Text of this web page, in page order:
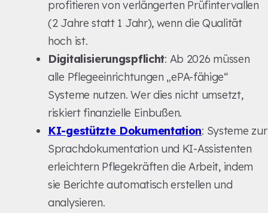
profitieren von verlängerten Prüfintervallen
(2 Jahre statt 1 Jahr), wenn die Qualität
hoch ist.
Digitalisierungspflicht: Ab 2026 müssen
alle Pflegeeinrichtungen „ePA-fähige“
Systeme nutzen. Wer dies nicht umsetzt,
riskiert finanzielle Einbußen.
KI-gestützte Dokumentation: Systeme zur
Sprachdokumentation und KI-Assistenten
erleichtern Pflegekräften die Arbeit, indem
sie Berichte automatisch erstellen und
analysieren.